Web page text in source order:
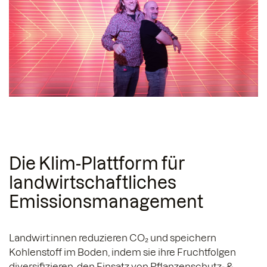
Die Klim-Plattform für
landwirtschaftliches
Emissionsmanagement
Landwirt:innen reduzieren CO₂ und speichern
Kohlenstoff im Boden, indem sie ihre Fruchtfolgen